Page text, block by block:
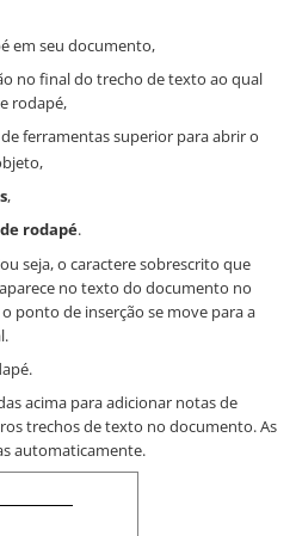
em seu documento,
no final do trecho de texto ao qual
rodapé,
ferramentas superior para abrir o
,
rodapé.
seja, o caractere sobrescrito que
no texto do documento no
o ponto de inserção se move para a
acima para adicionar notas de
trechos de texto no documento. As
automaticamente.